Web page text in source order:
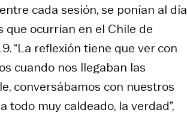
cada sesión, se ponían al día
que ocurrían en el Chile de
“La reflexión tiene que ver con
cuando nos llegaban las
conversábamos con nuestros
todo muy caldeado, la verdad”,